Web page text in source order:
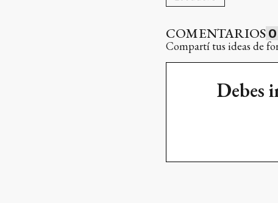
COMENTARIOS 0
Compartí tus ideas de
Debes